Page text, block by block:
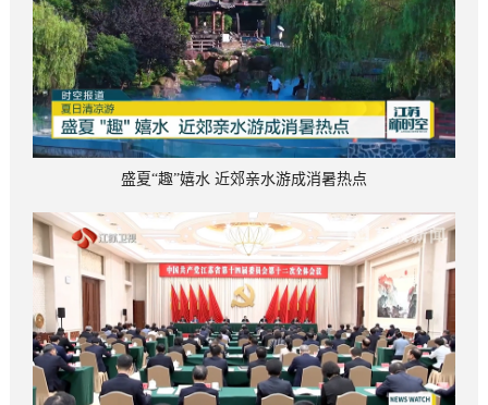
盛夏“趣”嬉水 近郊亲水游成消暑热点